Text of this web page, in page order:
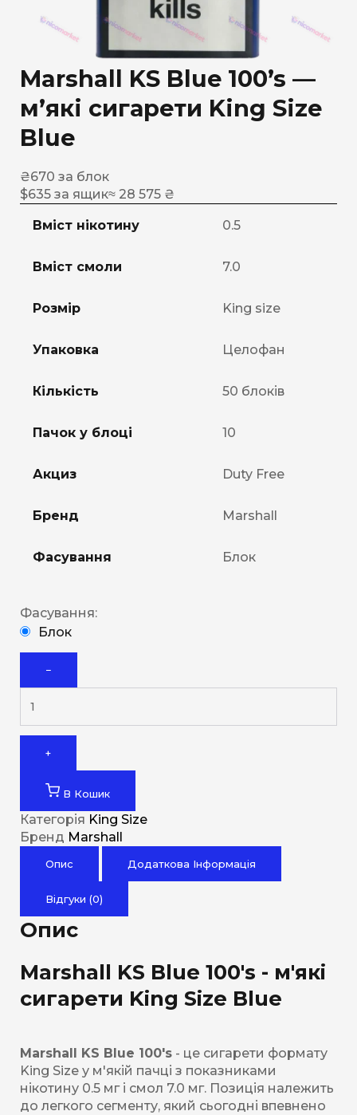
Marshall KS Blue 100’s —
м’які сигарети King Size
Blue
₴670 за блок
$635 за ящик≈ 28 575 ₴
Вміст нікотину 0.5
Вміст смоли 7.0
Розмір King size
Упаковка Целофан
Кількість 50 блоків
Пачок у блоці 10
Акциз Duty Free
Бренд Marshall
Фасування Блок
Фасування:
Блок
−
+
В Кошик
Категорія King Size
Бренд Marshall
Опис Додаткова Інформація
Відгуки (0)
Опис
Marshall KS Blue 100's - м'які
сигарети King Size Blue
Marshall KS Blue 100's - це сигарети формату
King Size у м'якій пачці з показниками
нікотину 0.5 мг і смол 7.0 мг. Позиція належить
до легкого сегменту, який сьогодні впевнено